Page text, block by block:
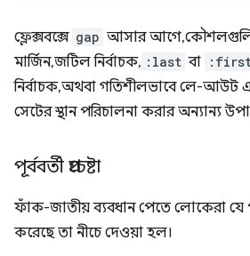
ফ্লেক্সবক্সে gap আসার আগে,
মার্জিন, জটিল নির্বাচক, :last বা :first
নির্বাচক, অথবা গতিশীলভাবে লে-আউট
সেটের স্থান পরিচালনা করার অন্যান্য
পূর্ববর্তী প্রচেষ্টা
ফাঁক-জাতীয় ব্যবধান পেতে লোকেরা যে
করেছে তা নীচে দেওয়া হল।